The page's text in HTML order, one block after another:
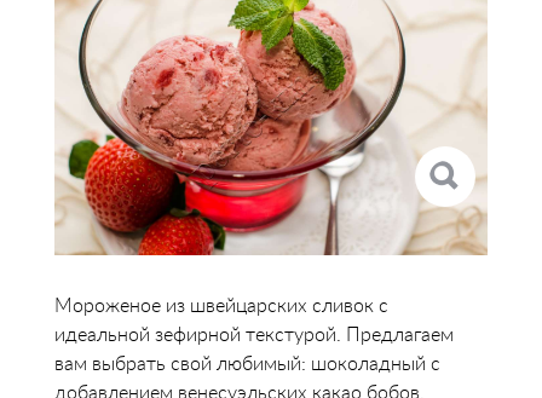
Мороженое из швейцарских сливок с
идеальной зефирной текстурой. Предлагаем
вам выбрать свой любимый: шоколадный с
добавлением венесуэльских какао бобов,